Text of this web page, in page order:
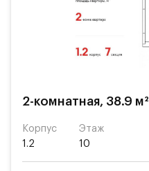
2-комнатная, 38.9 м²
Корпус
1.2
Этаж
10